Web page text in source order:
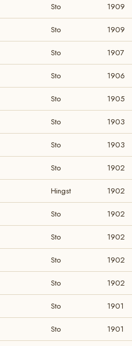
Sto 1909
Sto 1909
Sto 1907
Sto 1906
Sto 1905
Sto 1903
Sto 1903
Sto 1902
Hingst 1902
Sto 1902
Sto 1902
Sto 1902
Sto 1902
Sto 1901
Sto 1901